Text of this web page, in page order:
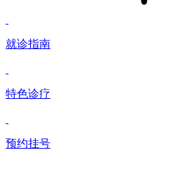
就诊指南
特色诊疗
预约挂号